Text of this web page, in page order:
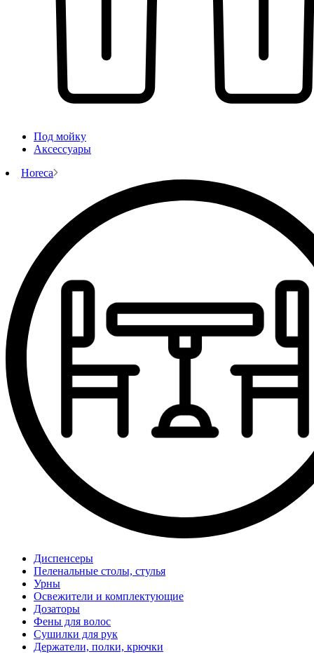
Под мойку
Аксессуары
Horeca
Диспенсеры
Пеленальные столы, стулья
Урны
Освежители и комплектующие
Дозаторы
Фены для волос
Сушилки для рук
Держатели, полки, крючки